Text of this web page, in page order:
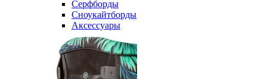
Серфборды
Сноукайтборды
Аксессуары